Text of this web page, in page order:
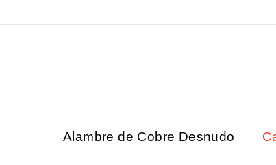
Alambre de Cobre Desnudo